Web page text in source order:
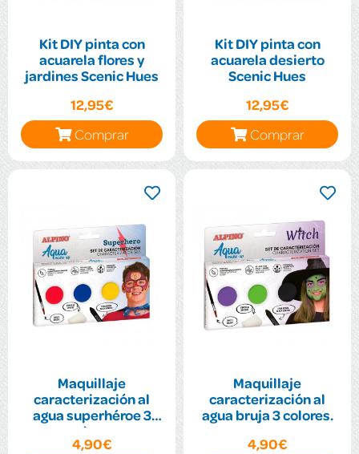
Kit DIY pinta con
acuarela flores y
jardines Scenic Hues
12,95€
Comprar
Kit DIY pinta con
acuarela desierto
Scenic Hues
12,95€
Comprar
Maquillaje
caracterización al
agua superhéroe 3
colores
4,90€
Maquillaje
caracterización al
agua bruja 3 colores.
4,90€